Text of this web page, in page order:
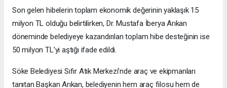
Son gelen hibelerin toplam ekonomik değerinin yaklaşık 15
milyon TL olduğu belirtilirken, Dr. Mustafa İberya Arıkan
döneminde belediyeye kazandırılan toplam hibe desteğinin ise
50 milyon TL’yi aştığı ifade edildi.
Söke Belediyesi Sıfır Atık Merkezi’nde araç ve ekipmanları
tanıtan Başkan Arıkan, belediyenin hem araç filosu hem de